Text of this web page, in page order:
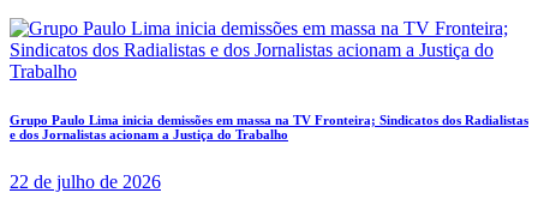
Grupo Paulo Lima inicia demissões em massa na TV Fronteira; Sindicatos dos Radialistas
e dos Jornalistas acionam a Justiça do Trabalho
22 de julho de 2026